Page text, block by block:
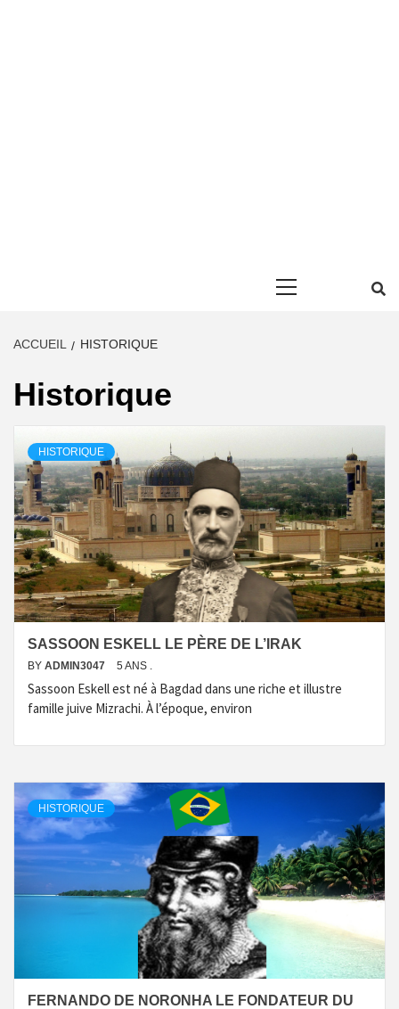
ACCUEIL HISTORIQUE
Historique
HISTORIQUE
SASSOON ESKELL LE PÈRE DE L’IRAK
BY ADMIN3047 5 ANS .
Sassoon Eskell est né à Bagdad dans une riche et illustre
famille juive Mizrachi. À l’époque, environ
HISTORIQUE
FERNANDO DE NORONHA LE FONDATEUR DU